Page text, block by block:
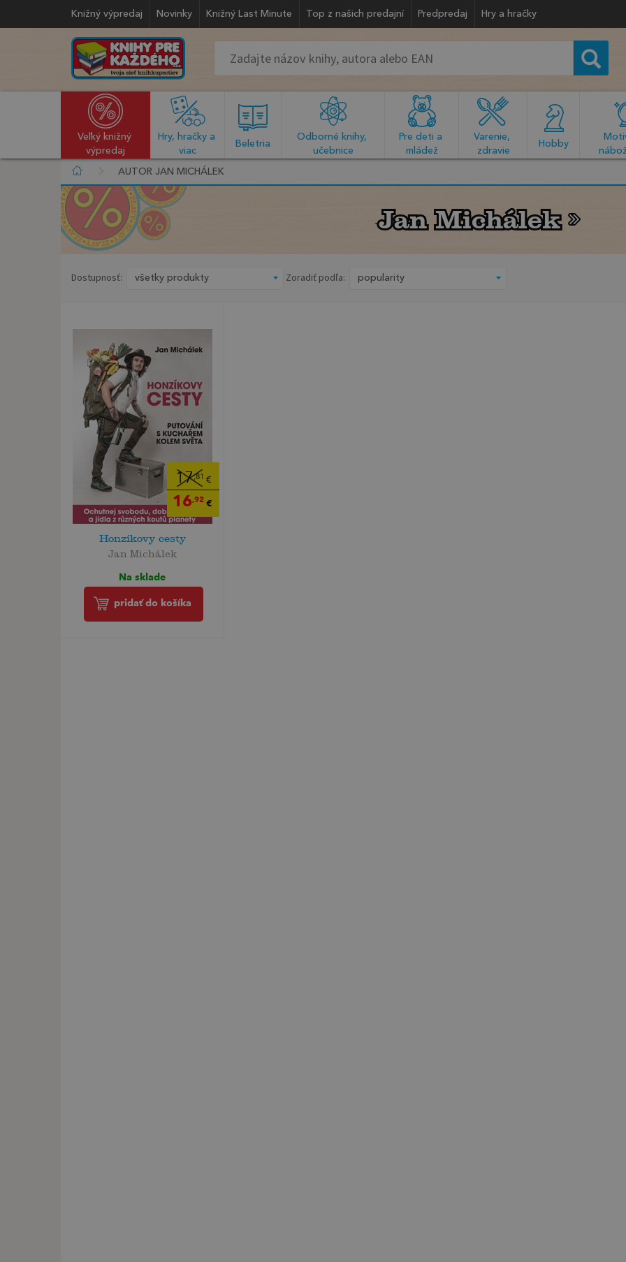
Knižný výpredaj Novinky Knižný Last Minute Top z našich predajní Predpredaj Hry a hračky
Veľký knižný
výpredaj
Hry, hračky a
viac
Beletria
Odborné knihy,
učebnice
Pre deti a
mládež
Varenie,
zdravie
Hobby
AUTOR JAN MICHÁLEK
Jan Michálek
Jan Michálek
Dostupnosť: Zoradiť podľa:
17,81 €
16,92 €
Honzíkovy cesty
Jan Michálek
Na sklade
pridať do košíka